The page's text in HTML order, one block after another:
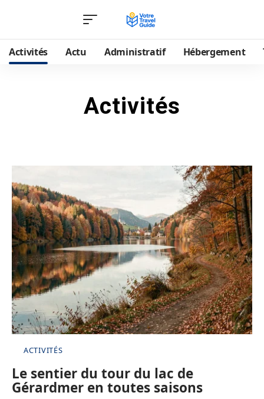
Activités Actu Administratif Hébergement
Activités
ACTIVITÉS
Le sentier du tour du lac de
Gérardmer en toutes saisons